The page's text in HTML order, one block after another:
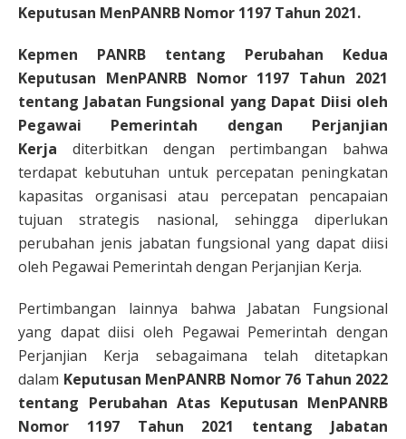
Keputusan MenPANRB Nomor 1197 Tahun 2021.
Kepmen PANRB tentang Perubahan Kedua
Keputusan MenPANRB Nomor 1197 Tahun 2021
tentang Jabatan Fungsional yang Dapat Diisi oleh
Pegawai Pemerintah dengan Perjanjian
Kerja diterbitkan dengan pertimbangan bahwa
terdapat kebutuhan untuk percepatan peningkatan
kapasitas organisasi atau percepatan pencapaian
tujuan strategis nasional, sehingga diperlukan
perubahan jenis jabatan fungsional yang dapat diisi
oleh Pegawai Pemerintah dengan Perjanjian Kerja.
Pertimbangan lainnya bahwa Jabatan Fungsional
yang dapat diisi oleh Pegawai Pemerintah dengan
Perjanjian Kerja sebagaimana telah ditetapkan
dalam Keputusan MenPANRB Nomor 76 Tahun 2022
tentang Perubahan Atas Keputusan MenPANRB
Nomor 1197 Tahun 2021 tentang Jabatan